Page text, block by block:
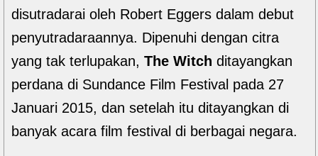
disutradarai oleh Robert Eggers dalam debut
penyutradaraannya. Dipenuhi dengan citra
yang tak terlupakan, The Witch ditayangkan
perdana di Sundance Film Festival pada 27
Januari 2015, dan setelah itu ditayangkan di
banyak acara film festival di berbagai negara.